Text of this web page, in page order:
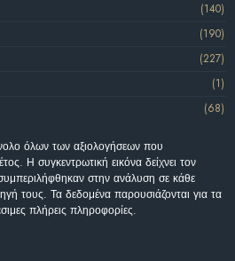
(140)
(190)
(227)
(1)
(68)
όλων των αξιολογήσεων που
Η συγκεντρωτική εικόνα δείχνει τον
στην ανάλυση σε κάθε
τους. Τα δεδομένα παρουσιάζονται για τα
πλήρεις πληροφορίες.